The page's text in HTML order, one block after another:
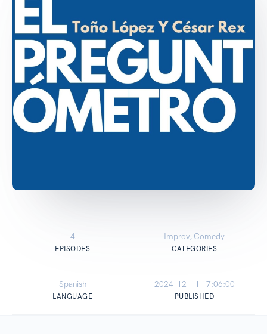
4
EPISODES
Improv, Comedy
CATEGORIES
Spanish
LANGUAGE
2024-12-11 17:06:00
PUBLISHED